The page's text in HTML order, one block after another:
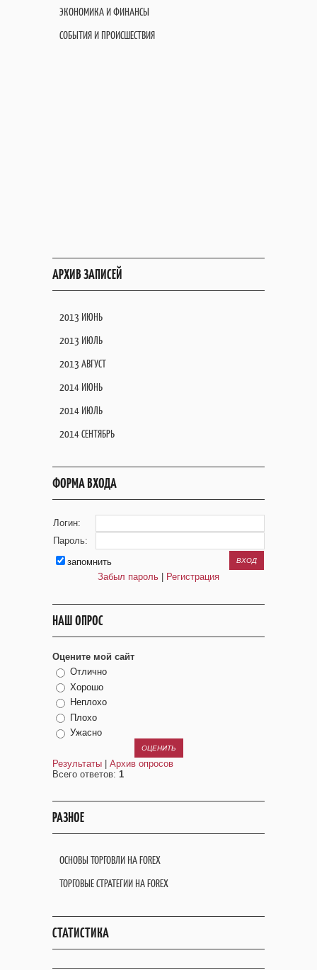
ЭКОНОМИКА И ФИНАНСЫ
СОБЫТИЯ И ПРОИСШЕСТВИЯ
АРХИВ ЗАПИСЕЙ
2013 ИЮНЬ
2013 ИЮЛЬ
2013 АВГУСТ
2014 ИЮНЬ
2014 ИЮЛЬ
2014 СЕНТЯБРЬ
ФОРМА ВХОДА
Логин:
Пароль:
запомнить
Забыл пароль
Регистрация
НАШ ОПРОС
Оцените мой сайт
Отлично
Хорошо
Неплохо
Плохо
Ужасно
Результаты
Архив опросов
Всего ответов: 1
РАЗНОЕ
ОСНОВЫ ТОРГОВЛИ НА FOREX
ТОРГОВЫЕ СТРАТЕГИИ НА FOREX
СТАТИСТИКА